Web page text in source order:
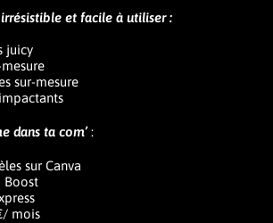
irrésistible et facile à utiliser :
juicy
sur-mesure
dans ta com’:
sur Canva
Boost
mois